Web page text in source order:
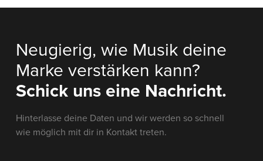
Neugierig, wie Musik deine
Marke verstärken kann?
Schick uns eine Nachricht.
Hinterlasse deine Daten und wir werden so schnell
wie möglich mit dir in Kontakt treten.